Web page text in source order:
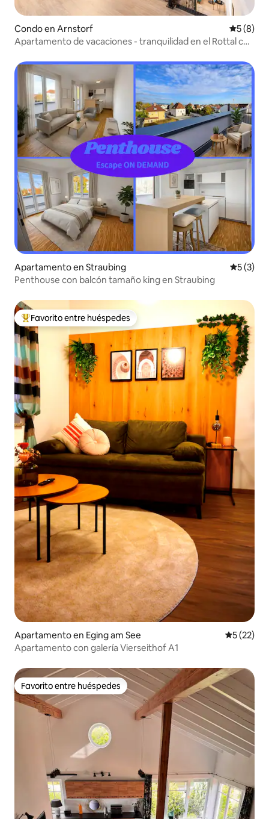
Condo en Arnstorf
5 (8)
Apartamento de vacaciones - tranquilidad en el Rottal con
Apartamento en Straubing
5 (3)
Penthouse con balcón tamaño king en Straubing
Favorito entre huéspedes preferido
Favorito entre huéspedes
Apartamento en Eging am See
5 (22)
Apartamento con galería Vierseithof A1
Favorito entre huéspedes
Favorito entre huéspedes